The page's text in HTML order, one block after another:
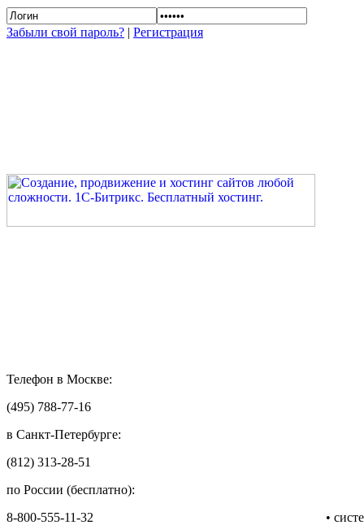
Забыли свой пароль? | Регистрация
Телефон в Москве:
(495) 788-77-16
в Санкт-Петербурге:
(812) 313-28-51
по России (бесплатно):
8-800-555-11-32
•